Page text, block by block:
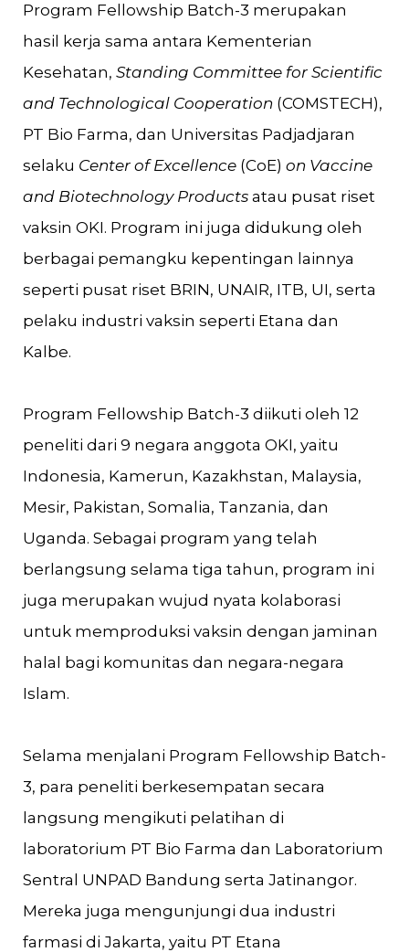
Program Fellowship Batch-3 merupakan
hasil kerja sama antara Kementerian
Kesehatan, Standing Committee for Scientific
and Technological Cooperation (COMSTECH),
PT Bio Farma, dan Universitas Padjadjaran
selaku Center of Excellence (CoE) on Vaccine
and Biotechnology Products atau pusat riset
vaksin OKI. Program ini juga didukung oleh
berbagai pemangku kepentingan lainnya
seperti pusat riset BRIN, UNAIR, ITB, UI, serta
pelaku industri vaksin seperti Etana dan
Kalbe.
Program Fellowship Batch-3 diikuti oleh 12
peneliti dari 9 negara anggota OKI, yaitu
Indonesia, Kamerun, Kazakhstan, Malaysia,
Mesir, Pakistan, Somalia, Tanzania, dan
Uganda. Sebagai program yang telah
berlangsung selama tiga tahun, program ini
juga merupakan wujud nyata kolaborasi
untuk memproduksi vaksin dengan jaminan
halal bagi komunitas dan negara-negara
Islam.
Selama menjalani Program Fellowship Batch-
3, para peneliti berkesempatan secara
langsung mengikuti pelatihan di
laboratorium PT Bio Farma dan Laboratorium
Sentral UNPAD Bandung serta Jatinangor.
Mereka juga mengunjungi dua industri
farmasi di Jakarta, yaitu PT Etana